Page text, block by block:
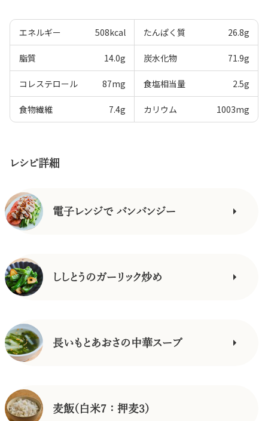
エネルギー 508kcal たんぱく質 26.8g
脂質 14.0g 炭水化物 71.9g
コレステロール 87mg 食塩相当量 2.5g
食物繊維 7.4g カリウム 1003mg
レシピ詳細
電子レンジで バンバンジー
ししとうのガーリック炒め
長いもとあおさの中華スープ
麦飯(白米7：押麦3)